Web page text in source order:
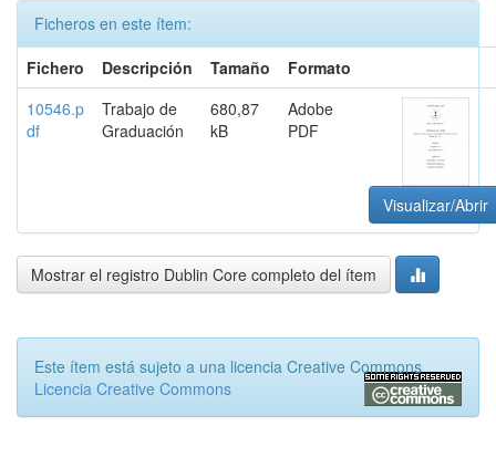
Ficheros en este ítem:
Fichero
Descripción Tamaño
Formato
10546.p
df
Trabajo de
Graduación
680,87
kB
Adobe
PDF
Visualizar/Abrir
Mostrar el registro Dublin Core completo del ítem
Este ítem está sujeto a una licencia Creative Commons
Licencia Creative Commons